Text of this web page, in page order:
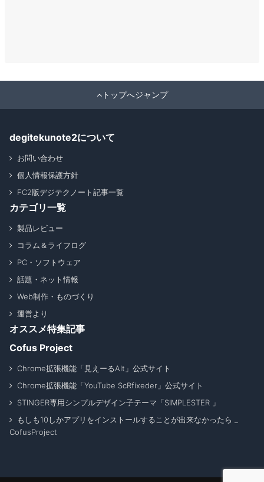
トップへジャンプ
degitekunote2について
お問い合わせ
個人情報保護方針
FC2版デジテクノート記事一覧
カテゴリ一覧
製品レビュー
コラム＆ライフログ
PC・ソフトウェア
話題・ネット情報
Web制作・ものづくり
運営より
オススメ特集記事
Cofus Project
Chrome拡張機能「見えーるAlt」公式サイト
Chrome拡張機能「YouTube ScRfixeder」公式サイト
STINGER専用シンプルデザイン子テーマ「SIMPLESTER 」
もしも10しかアプリをインストールすることが出来なかったら _
CofusProject